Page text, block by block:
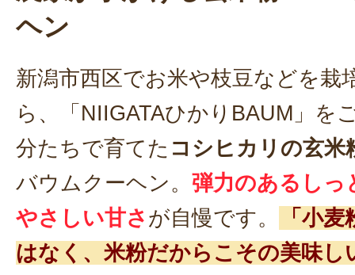
ヘン
新潟市西区でお米や枝豆などを栽
ら、「NIIGATAひかりBAUM」を
分たちで育てた コシヒカリの玄米
バウムクーヘン。 弾力のあるしっ
やさしい甘さ が自慢です。
「小
はなく、米粉だからこその美味し